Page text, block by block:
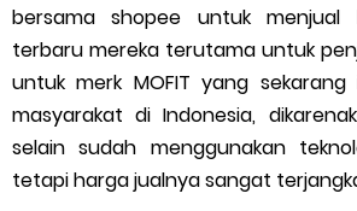
bersama shopee untuk menjual
terbaru mereka terutama untuk
untuk merk MOFIT yang sekarang
masyarakat di Indonesia,
selain sudah menggunakan
tetapi harga jualnya sangat